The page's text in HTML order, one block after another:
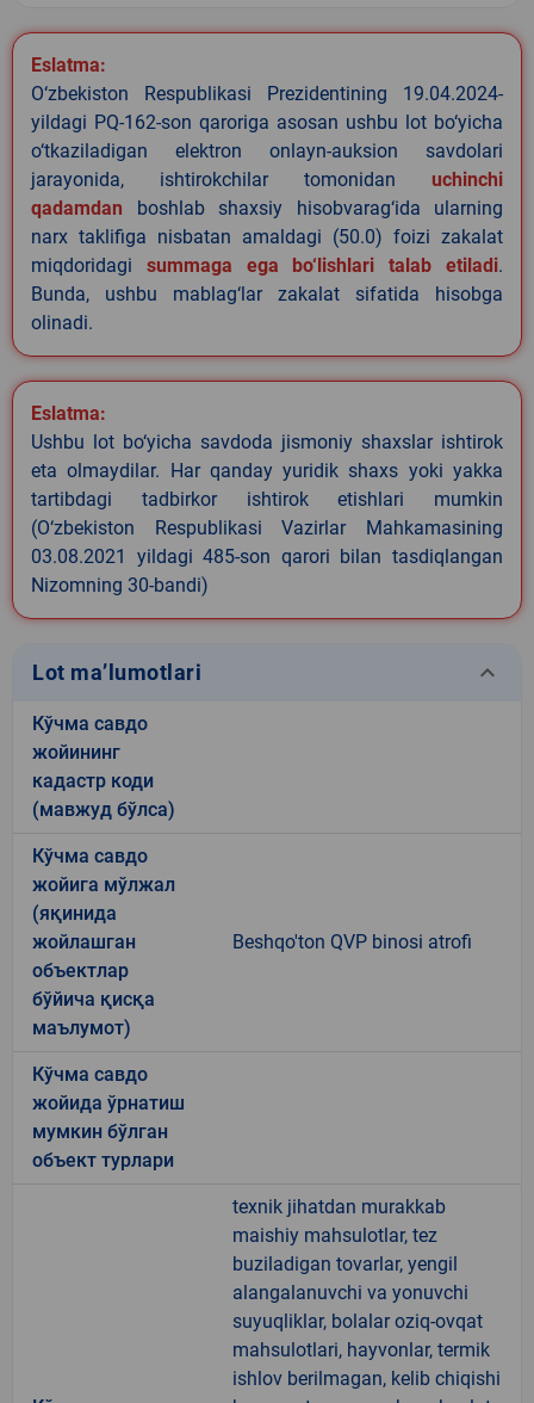
Eslatma:
O‘zbekiston Respublikasi Prezidentining 19.04.2024-
yildagi PQ-162-son qaroriga asosan ushbu lot bo‘yicha
o‘tkaziladigan elektron onlayn-auksion savdolari
jarayonida, ishtirokchilar tomonidan uchinchi
qadamdan boshlab shaxsiy hisobvarag‘ida ularning
narx taklifiga nisbatan amaldagi (50.0) foizi zakalat
miqdoridagi summaga ega bo‘lishlari talab etiladi.
Bunda, ushbu mablag‘lar zakalat sifatida hisobga
olinadi.
Eslatma:
Ushbu lot bo‘yicha savdoda jismoniy shaxslar ishtirok
eta olmaydilar. Har qanday yuridik shaxs yoki yakka
tartibdagi tadbirkor ishtirok etishlari mumkin
(O‘zbekiston Respublikasi Vazirlar Mahkamasining
03.08.2021 yildagi 485-son qarori bilan tasdiqlangan
Nizomning 30-bandi)
Lot ma’lumotlari keyboard_arrow_down
Кўчма савдо
жойининг
кадастр коди
(мавжуд бўлса)
Кўчма савдо
жойига мўлжал
(яқинида
жойлашган
объектлар
бўйича қисқа
маълумот)
Beshqo'ton QVP binosi atrofi
Кўчма савдо
жойида ўрнатиш
мумкин бўлган
объект турлари
texnik jihatdan murakkab
maishiy mahsulotlar, tez
buziladigan tovarlar, yengil
alangalanuvchi va yonuvchi
suyuqliklar, bolalar oziq-ovqat
mahsulotlari, hayvonlar, termik
ishlov berilmagan, kelib chiqishi